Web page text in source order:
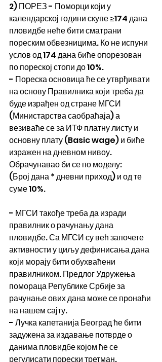
2) ПОРЕЗ - Поморци који у
календарској години скупе ≥174 дана
пловидбе неће бити сматрани
пореским обвезницима. Ко не испуни
услов од 174 дана биће опорезован
по пореској стопи до 10%.
- Пореска основица ће се утврђивати
на основу Правилника који треба да
буде израђен од стране МГСИ
(Министарства саобраћаја) а
везиваће се за ИТФ платну листу и
основну плату (Basic wage) и биће
изражен на дневном нивоу.
Обрачунавао би се по моделу:
(Број дана * дневни приход) и од те
суме 10%.
- МГСИ такође треба да изради
правилник о рачунању дана
пловидбе. Са МГСИ су већ започете
активности у циљу дефинисања дана
који морају бити обухваћени
правилником. Предлог Удружења
помораца Републике Србије за
рачунање ових дана може се пронаћи
на нашем сајту.
- Лучка капетанија Београд ће бити
задужена за издавање потврде о
данима пловидбе којом ће се
регулисати порески третман.